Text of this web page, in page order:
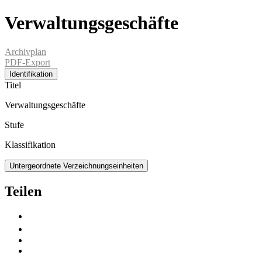
Verwaltungsgeschäfte
Archivplan
PDF-Export
Identifikation
Titel
Verwaltungsgeschäfte
Stufe
Klassifikation
Untergeordnete Verzeichnungseinheiten
Teilen